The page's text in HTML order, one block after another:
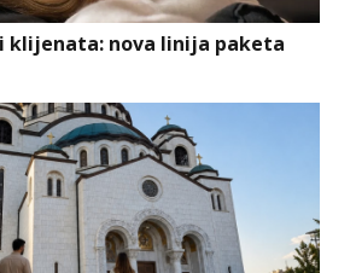
klijenata: nova linija paketa